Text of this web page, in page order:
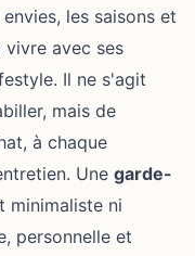
les saisons et
vivre avec ses
Il ne s'agit
mais de
à chaque
Une garde-
minimaliste ni
personnelle et